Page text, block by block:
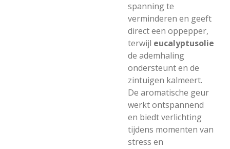
spanning te
verminderen en geeft
direct een oppepper,
terwijl eucalyptusolie
de ademhaling
ondersteunt en de
zintuigen kalmeert.
De aromatische geur
werkt ontspannend
en biedt verlichting
tijdens momenten van
stress en